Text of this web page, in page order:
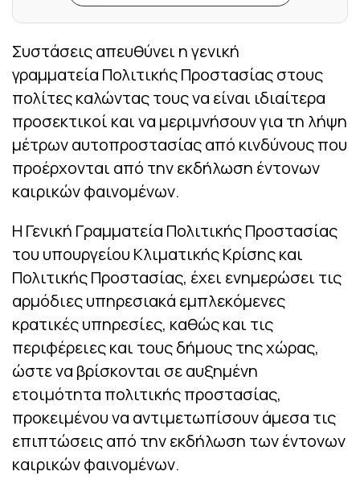
Συστάσεις απευθύνει η γενική
γραμματεία Πολιτικής Προστασίας στους
πολίτες καλώντας τους να είναι ιδιαίτερα
προσεκτικοί και να μεριμνήσουν για τη λήψη
μέτρων αυτοπροστασίας από κινδύνους που
προέρχονται από την εκδήλωση έντονων
καιρικών φαινομένων.
Η Γενική Γραμματεία Πολιτικής Προστασίας
του υπουργείου Κλιματικής Κρίσης και
Πολιτικής Προστασίας, έχει ενημερώσει τις
αρμόδιες υπηρεσιακά εμπλεκόμενες
κρατικές υπηρεσίες, καθώς και τις
περιφέρειες και τους δήμους της χώρας,
ώστε να βρίσκονται σε αυξημένη
ετοιμότητα πολιτικής προστασίας,
προκειμένου να αντιμετωπίσουν άμεσα τις
επιπτώσεις από την εκδήλωση των έντονων
καιρικών φαινομένων.